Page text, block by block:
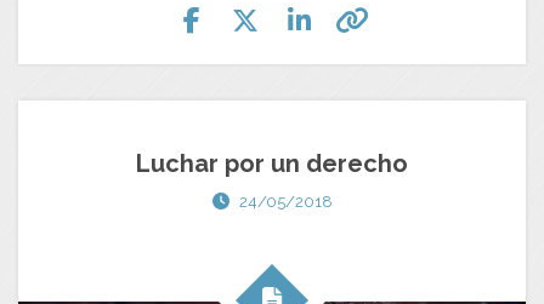
Luchar por un derecho
24/05/2018